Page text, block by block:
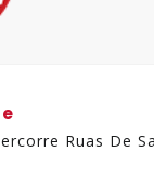
Ruas De